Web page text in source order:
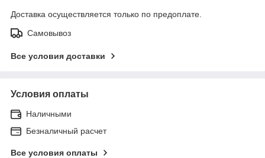
Доставка осуществляется только по предоплате.
Самовывоз
Все условия доставки
Условия оплаты
Наличными
Безналичный расчет
Все условия оплаты